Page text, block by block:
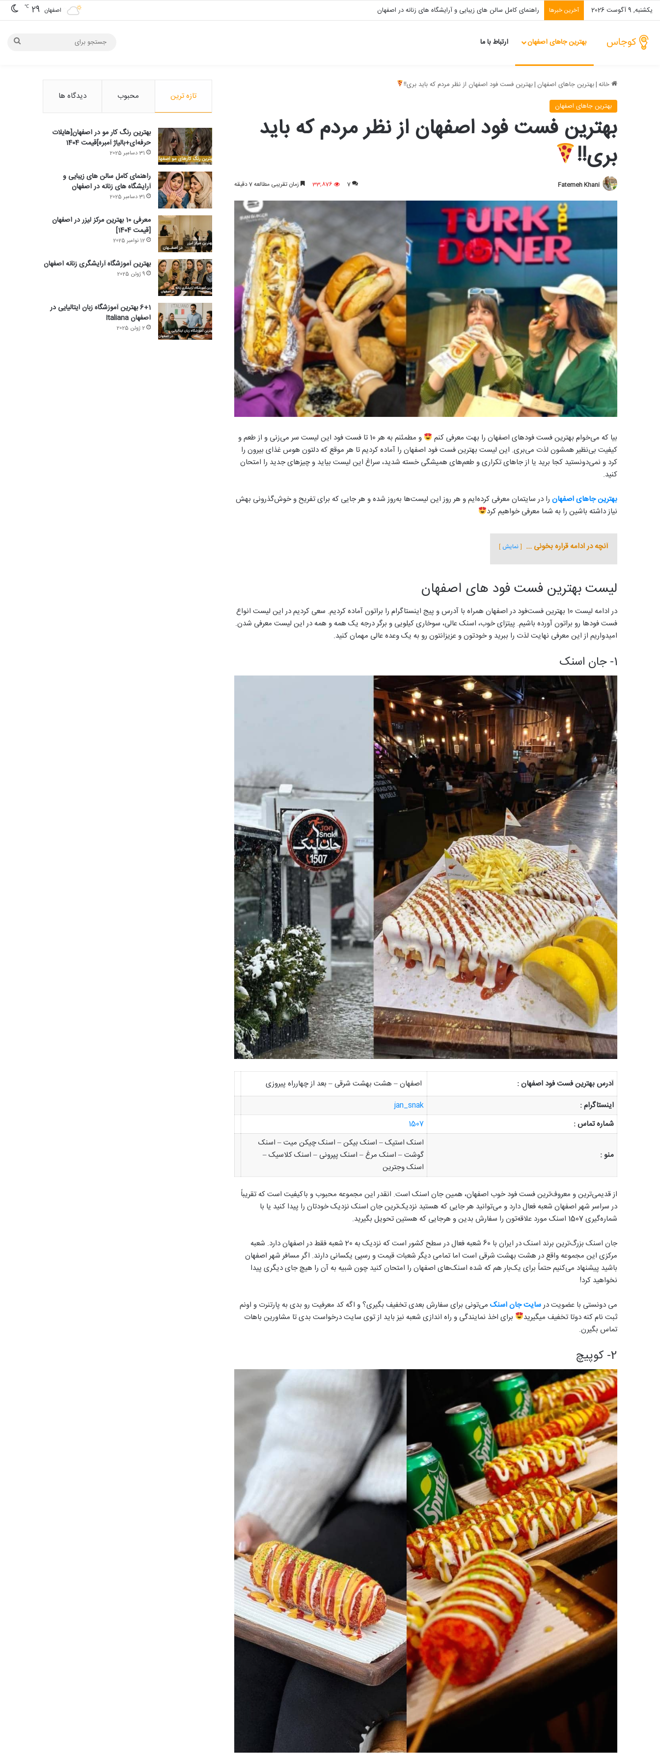
یکشنبه, 9 آگوست 2026 آخرین خبرها معرفی 10 بهترین مرکز لیزر در اصفهان [قیمت 1404] ‌ ‌ اصفهان ‌ ‌ 29
℃
بهترین‌ جاهای اصفهان ارتباط با ما
خانه|بهترین‌ جاهای اصفهان |بهترین فست فود اصفهان از نظر مردم که باید بری!!
بهترین‌ جاهای اصفهان
بهترین فست فود اصفهان از نظر مردم که باید
بری!!
Fatemeh Khani
7
33,876 زمان تقریبی مطالعه 7 دقیقه
بیا که می‌خوام بهترین فست فودهای اصفهان را بهت معرفی کنم
و مطمئنم به هر 10 تا فست فود این لیست سر می‌زنی و از طعم و
کیفیت بی‌نظیر همشون لذت می‌بری. این لیست بهترین فست فود اصفهان را آماده کردیم تا هر موقع که دلتون هوس غذای بیرون را
کرد و نمی‌دونستید کجا برید یا از جاهای تکراری و طعم‌های همیشگی خسته شدید، سراغ این لیست بیاید و چیزهای جدید را امتحان
کنید.
بهترین جاهای اصفهان را در سایتمان معرفی کرده‌ایم و هر روز این لیست‌ها به‌روز شده و هر جایی که برای تفریح و خوش‌گذرونی بهش
نیاز داشته باشین را به شما معرفی خواهیم کرد
آنچه در ادامه قراره بخونی ... نمایش
لیست بهترین فست فود های اصفهان
در ادامه لیست 10 بهترین فست‌فود در اصفهان همراه با آدرس و پیج اینستاگرام را براتون آماده کردیم. سعی کردیم در این لیست انواع
فست فودها رو براتون آورده باشیم. پیتزای خوب، اسنک عالی، سوخاری کیلویی و برگر درجه یک همه و همه در این لیست معرفی شدن.
امیدواریم از این معرفی نهایت لذت را ببرید و خودتون و عزیزانتون رو به یک وعده عالی مهمان کنید.
1- جان اسنک
آدرس بهترین فست فود اصفهان :
اصفهان – هشت بهشت شرقی – بعد از چهارراه پیروزی
اینستاگرام :
jan_snak
شماره تماس :
1507
منو :
اسنک استیک – اسنک بیکن – اسنک چیکن میت – اسنک
گوشت – اسنک مرغ – اسنک پپرونی – اسنک کلاسیک –
اسنک وجترین
از قدیمی‌ترین و معروف‌ترین فست فود خوب اصفهان، همین جان اسنک است. انقدر این مجموعه محبوب و باکیفیت است که تقریباً
در سراسر شهر اصفهان شعبه فعال دارد و می‌توانید هر جایی که هستید نزدیک‌ترین جان اسنک نزدیک خودتان را پیدا کنید یا با
شماره‌گیری 1507 اسنک مورد علاقه‌تون را سفارش بدین و هرجایی که هستین تحویل بگیرید.
جان اسنک بزرگ‌ترین برند اسنک در ایران با 60 شعبه فعال در سطح کشور است که نزدیک به 20 شعبه فقط در اصفهان دارد. شعبه
مرکزی این مجموعه واقع در هشت بهشت شرقی است اما تمامی دیگر شعبات قیمت و رسپی یکسانی دارند. اگر مسافر شهر اصفهان
باشید پیشنهاد می‌کنیم حتماً برای یک‌بار هم که شده اسنک‌های اصفهان را امتحان کنید چون شبیه به آن را هیچ جای دیگری پیدا
نخواهید کرد!
می دونستی با عضویت درسایت جان اسنک می‌تونی برای سفارش بعدی تخفیف بگیری؟ و اگه کد معرفیت رو بدی به پارتنرت و اونم
ثبت نام کنه دوتا تخفیف میگیرید
برای اخذ نمایندگی و راه اندازی شعبه نیز باید از توی سایت درخواست بدی تا مشاورین باهات
تماس بگیرن.
2- کوپیچ
تازه ترین محبوب دیدگاه ها
بهترین رنگ کار مو در اصفهان[هایلات
حرفه‌ای+بالیاژ آمبره]قیمت 1404
31 دسامبر 2025
راهنمای کامل سالن های زیبایی و
آرایشگاه های زنانه در اصفهان
31 دسامبر 2025
معرفی 10 بهترین مرکز لیزر در اصفهان
[قیمت 1404]
12 نوامبر 2025
بهترین آموزشگاه آرایشگری زنانه اصفهان
9 ژوئن 2025
6+1 بهترین آموزشگاه زبان ایتالیایی در
اصفهان Italiana
2 ژوئن 2025